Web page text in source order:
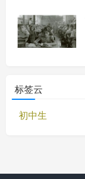
标签云
初中生